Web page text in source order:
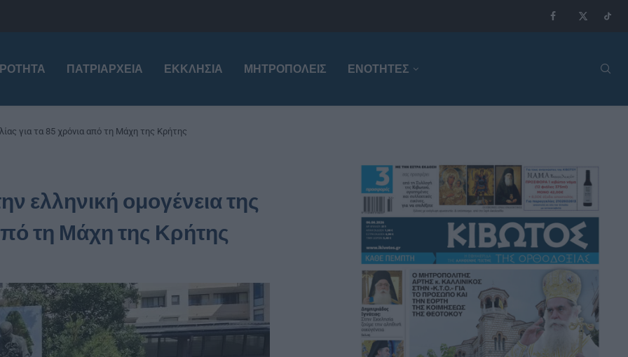
ΠΑΤΡΙΑΡΧΕΊΑ ΕΚΚΛΗΣΊΑ ΜΗΤΡΟΠΌΛΕΙΣ ΕΝΟΤΗΤΕΣ
για τα 85 χρόνια από τη Μάχη της Κρήτης
ελληνική ομογένεια της
τη Μάχη της Κρήτης